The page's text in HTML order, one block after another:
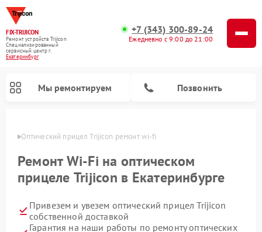
FIX-TRIJICON
Ремонт устройств Trijicon
Специализированный
cервисный центр г.
Екатеринбург
+7 (343) 300-89-24
Ежедневно с 9:00 до 21:00
Мы ремонтируем Позвонить
Оптический прицел Trijicon ремонт wi-fi
Ремонт Wi-Fi на оптическом
прицеле Trijicon в Екатеринбурге
Привезем и увезем оптический прицел Trijicon
собственной доставкой
Гарантия на наши работы по ремонту оптических